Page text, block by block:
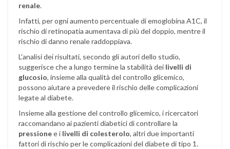
renale.
Infatti, per ogni aumento percentuale di emoglobina A1C, il
rischio di retinopatia aumentava di più del doppio, mentre il
rischio di danno renale raddoppiava.
L'analisi dei risultati, secondo gli autori dello studio,
suggerisce che a lungo termine la stabilità dei livelli di
glucosio, insieme alla qualità del controllo glicemico,
possono aiutare a prevedere il rischio delle complicazioni
legate al diabete.
Insieme alla gestione del controllo glicemico, i ricercatori
raccomandano ai pazienti diabetici di controllare la
pressionee i livelli di colesterolo, altri due importanti
fattori di rischio per le complicazioni del diabete di tipo 1.